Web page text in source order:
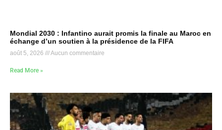
Mondial 2030 : Infantino aurait promis la finale au Maroc en
échange d’un soutien à la présidence de la FIFA
août 5, 2026 Aucun commentaire
Read More »